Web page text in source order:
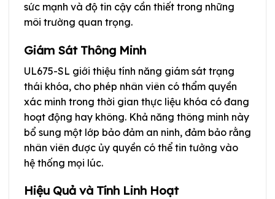
sức mạnh và độ tin cậy cần thiết trong những
môi trường quan trọng.
Giám Sát Thông Minh
UL675-SL giới thiệu tính năng giám sát trạng
thái khóa, cho phép nhân viên có thẩm quyền
xác minh trong thời gian thực liệu khóa có đang
hoạt động hay không. Khả năng thông minh này
bổ sung một lớp bảo đảm an ninh, đảm bảo rằng
nhân viên được ủy quyền có thể tin tưởng vào
hệ thống mọi lúc.
Hiệu Quả và Tính Linh Hoạt